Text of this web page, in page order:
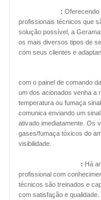
: Oferecendo
profissionais técnicos que
solução possível, a
os mais diversos tipos de
com seus clientes e
com o painel de comando
um dos acionados venha a
temperatura ou fumaça
comunica enviando um
ativado imediatamente. Os
gases/fumaça tóxicos do
visibilidade.
: Há
profissional com
técnicos são treinados e
com satisfação e